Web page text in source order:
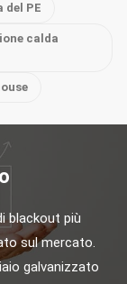
PE
calda
blackout più
sul mercato.
galvanizzato